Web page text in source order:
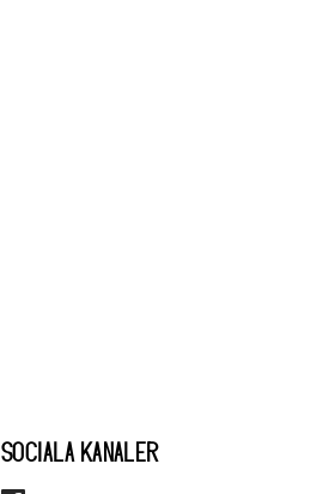
SOCIALA KANALER